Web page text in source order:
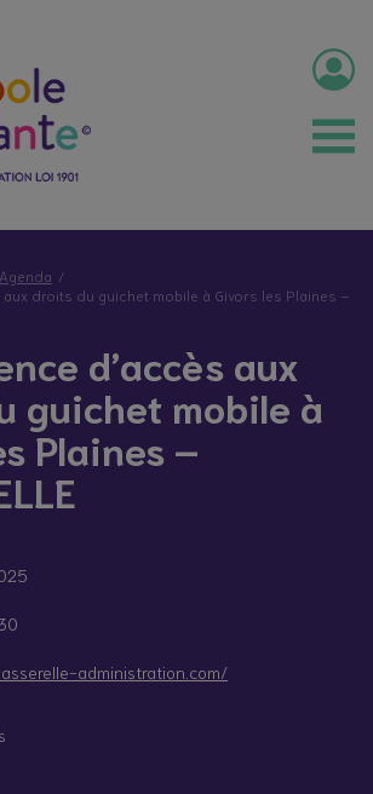
Agenda
aux droits du guichet mobile à Givors les Plaines –
d’accès aux
guichet mobile à
Plaines –
administration.com/